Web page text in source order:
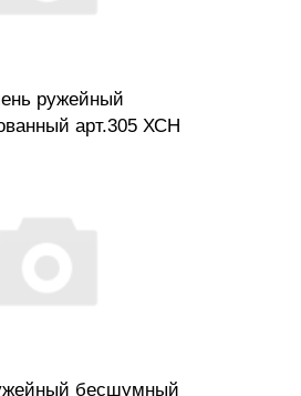
ружейный
арт.305 ХСН
бесшумный